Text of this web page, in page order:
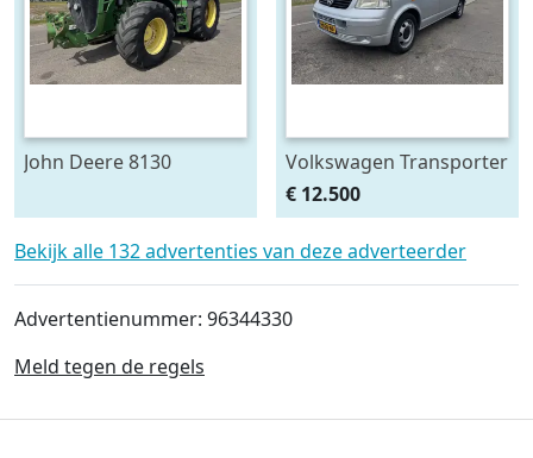
John Deere 8130
Volkswagen Transporter
Camper 2.5 TDI
€ 12.500
Bekijk alle 132 advertenties van deze adverteerder
Advertentienummer: 96344330
Meld tegen de regels